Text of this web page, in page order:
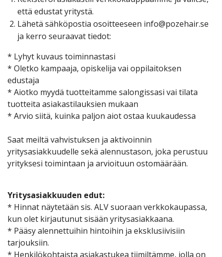
että edustat yritystä.
Lähetä sähköpostia osoitteeseen info@pozehair.se
ja kerro seuraavat tiedot:
* Lyhyt kuvaus toiminnastasi
* Oletko kampaaja, opiskelija vai oppilaitoksen
edustaja
* Aiotko myydä tuotteitamme salongissasi vai tilata
tuotteita asiakastilauksien mukaan
* Arvio siitä, kuinka paljon aiot ostaa kuukaudessa
Saat meiltä vahvistuksen ja aktivoinnin
yritysasiakkuudelle sekä alennustason, joka perustuu
yrityksesi toimintaan ja arvioituun ostomäärään.
Yritysasiakkuuden edut:
* Hinnat näytetään sis. ALV suoraan verkkokaupassa,
kun olet kirjautunut sisään yritysasiakkaana.
* Pääsy alennettuihin hintoihin ja eksklusiivisiin
tarjouksiin.
* Henkilökohtaista asiakastukea tiimiltämme, jolla on